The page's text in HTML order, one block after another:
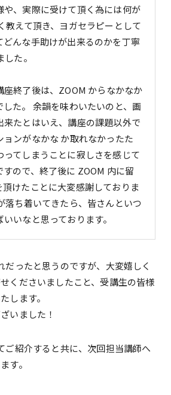
や、実際に受けて頂く為には何が
教えて頂き、ヨガセラピーとして
どんな手助けが出来るのかを丁寧
た。
座終了後は、ZOOM からなかなか
た。 余韻を味わいたいのと、画
来たとはいえ、講座の課題以外で
ョンがなかな か取れなかったた
ってしまうことに寂しさを感じて
ので、終了後に ZOOM 内に留
頂けたことに大変感謝しておりま
落ち着いてきたら、皆さんといつ
いなと思っております。
だったと思うのですが、大変嬉しく
くださいましたこと、受講生の皆様
します。
いました！
ご紹介すると共に、次回担当講師へ
す。